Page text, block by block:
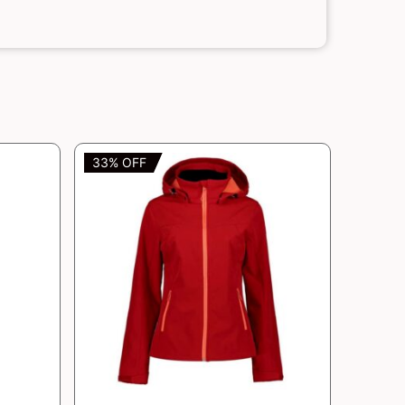
33% OFF